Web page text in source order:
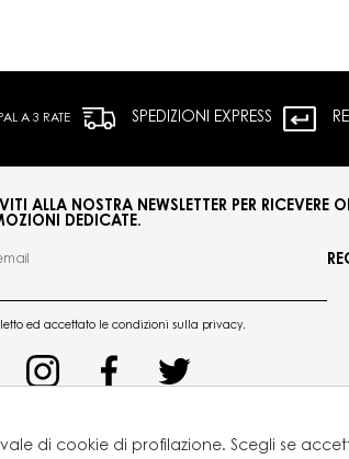
A 3 RATE SPEDIZIONI EXPRESS
ALLA NOSTRA NEWSLETTER PER RICEVERE
DEDICATE.
ed accettato le condizioni sulla privacy.
di cookie di profilazione. Scegli se